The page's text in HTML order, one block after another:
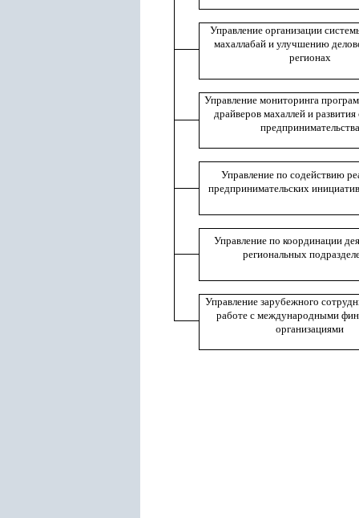
Управление организации
махаллабай и улучшению
регионах
Управление мониторинга
драйверов махаллей и
предпринимательства
Управление по содействию
предпринимательских
Управление по координации
региональных
Управление зарубежного
работе с международными
организациями